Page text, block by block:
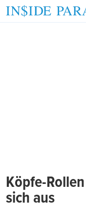
Köpfe-
sich aus